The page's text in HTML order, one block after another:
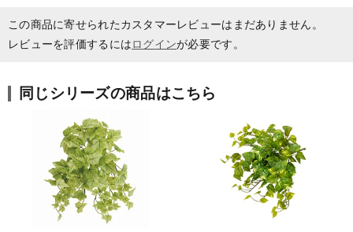
この商品に寄せられたカスタマーレビューはまだありません。
レビューを評価するにはログインが必要です。
同じシリーズの商品はこちら